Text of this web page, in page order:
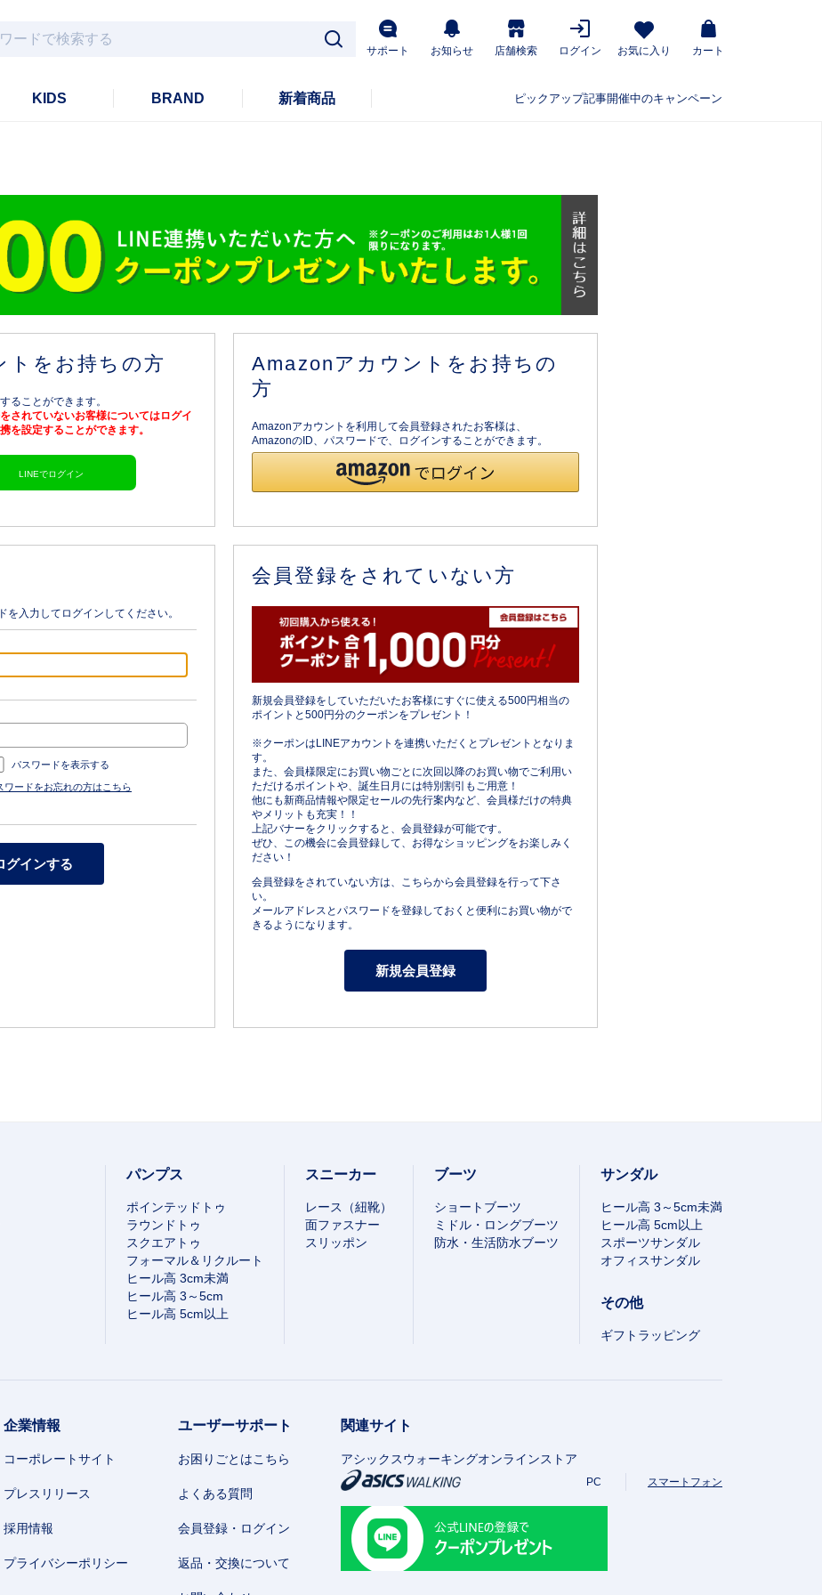
サポート お知らせ 店舗検索 ログイン お気に入り カート
KIDS BRAND 新着商品 ピックアップ記事開催中のキャンペーン
トをお持ちの方
ることができます。
されていないお客様についてはログイ
を設定することができます。
LINEでログイン
Amazonアカウントをお持ちの
方
Amazonアカウントを利用して会員登録されたお客様は、
AmazonのID、パスワードで、ログインすることができます。
を入力してログインしてください。
パスワードを表示する
ワードをお忘れの方はこちら
会員登録をされていない方
新規会員登録をしていただいたお客様にすぐに使える500円相当の
ポイントと500円分のクーポンをプレゼント！
※クーポンはLINEアカウントを連携いただくとプレゼントとなりま
す。
また、会員様限定にお買い物ごとに次回以降のお買い物でご利用い
ただけるポイントや、誕生日月には特別割引もご用意！
他にも新商品情報や限定セールの先行案内など、会員様だけの特典
やメリットも充実！！
上記バナーをクリックすると、会員登録が可能です。
ぜひ、この機会に会員登録して、お得なショッピングをお楽しみく
ださい！
会員登録をされていない方は、こちらから会員登録を行って下さ
い。
メールアドレスとパスワードを登録しておくと便利にお買い物がで
きるようになります。
パンプス
ポインテッドトゥ
ラウンドトゥ
スクエアトゥ
フォーマル＆リクルート
ヒール高 3cm未満
ヒール高 3～5cm
ヒール高 5cm以上
スニーカー
レース（紐靴）
面ファスナー
スリッポン
ブーツ
ショートブーツ
ミドル・ロングブーツ
防水・生活防水ブーツ
サンダル
ヒール高 3～5cm未満
ヒール高 5cm以上
スポーツサンダル
オフィスサンダル
その他
ギフトラッピング
企業情報
コーポレートサイト
プレスリリース
採用情報
プライバシーポリシー
ユーザーサポート
お困りごとはこちら
よくある質問
会員登録・ログイン
返品・交換について
関連サイト
アシックスウォーキングオンラインストア
PC スマートフォン